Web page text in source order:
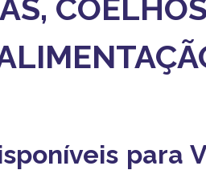
para